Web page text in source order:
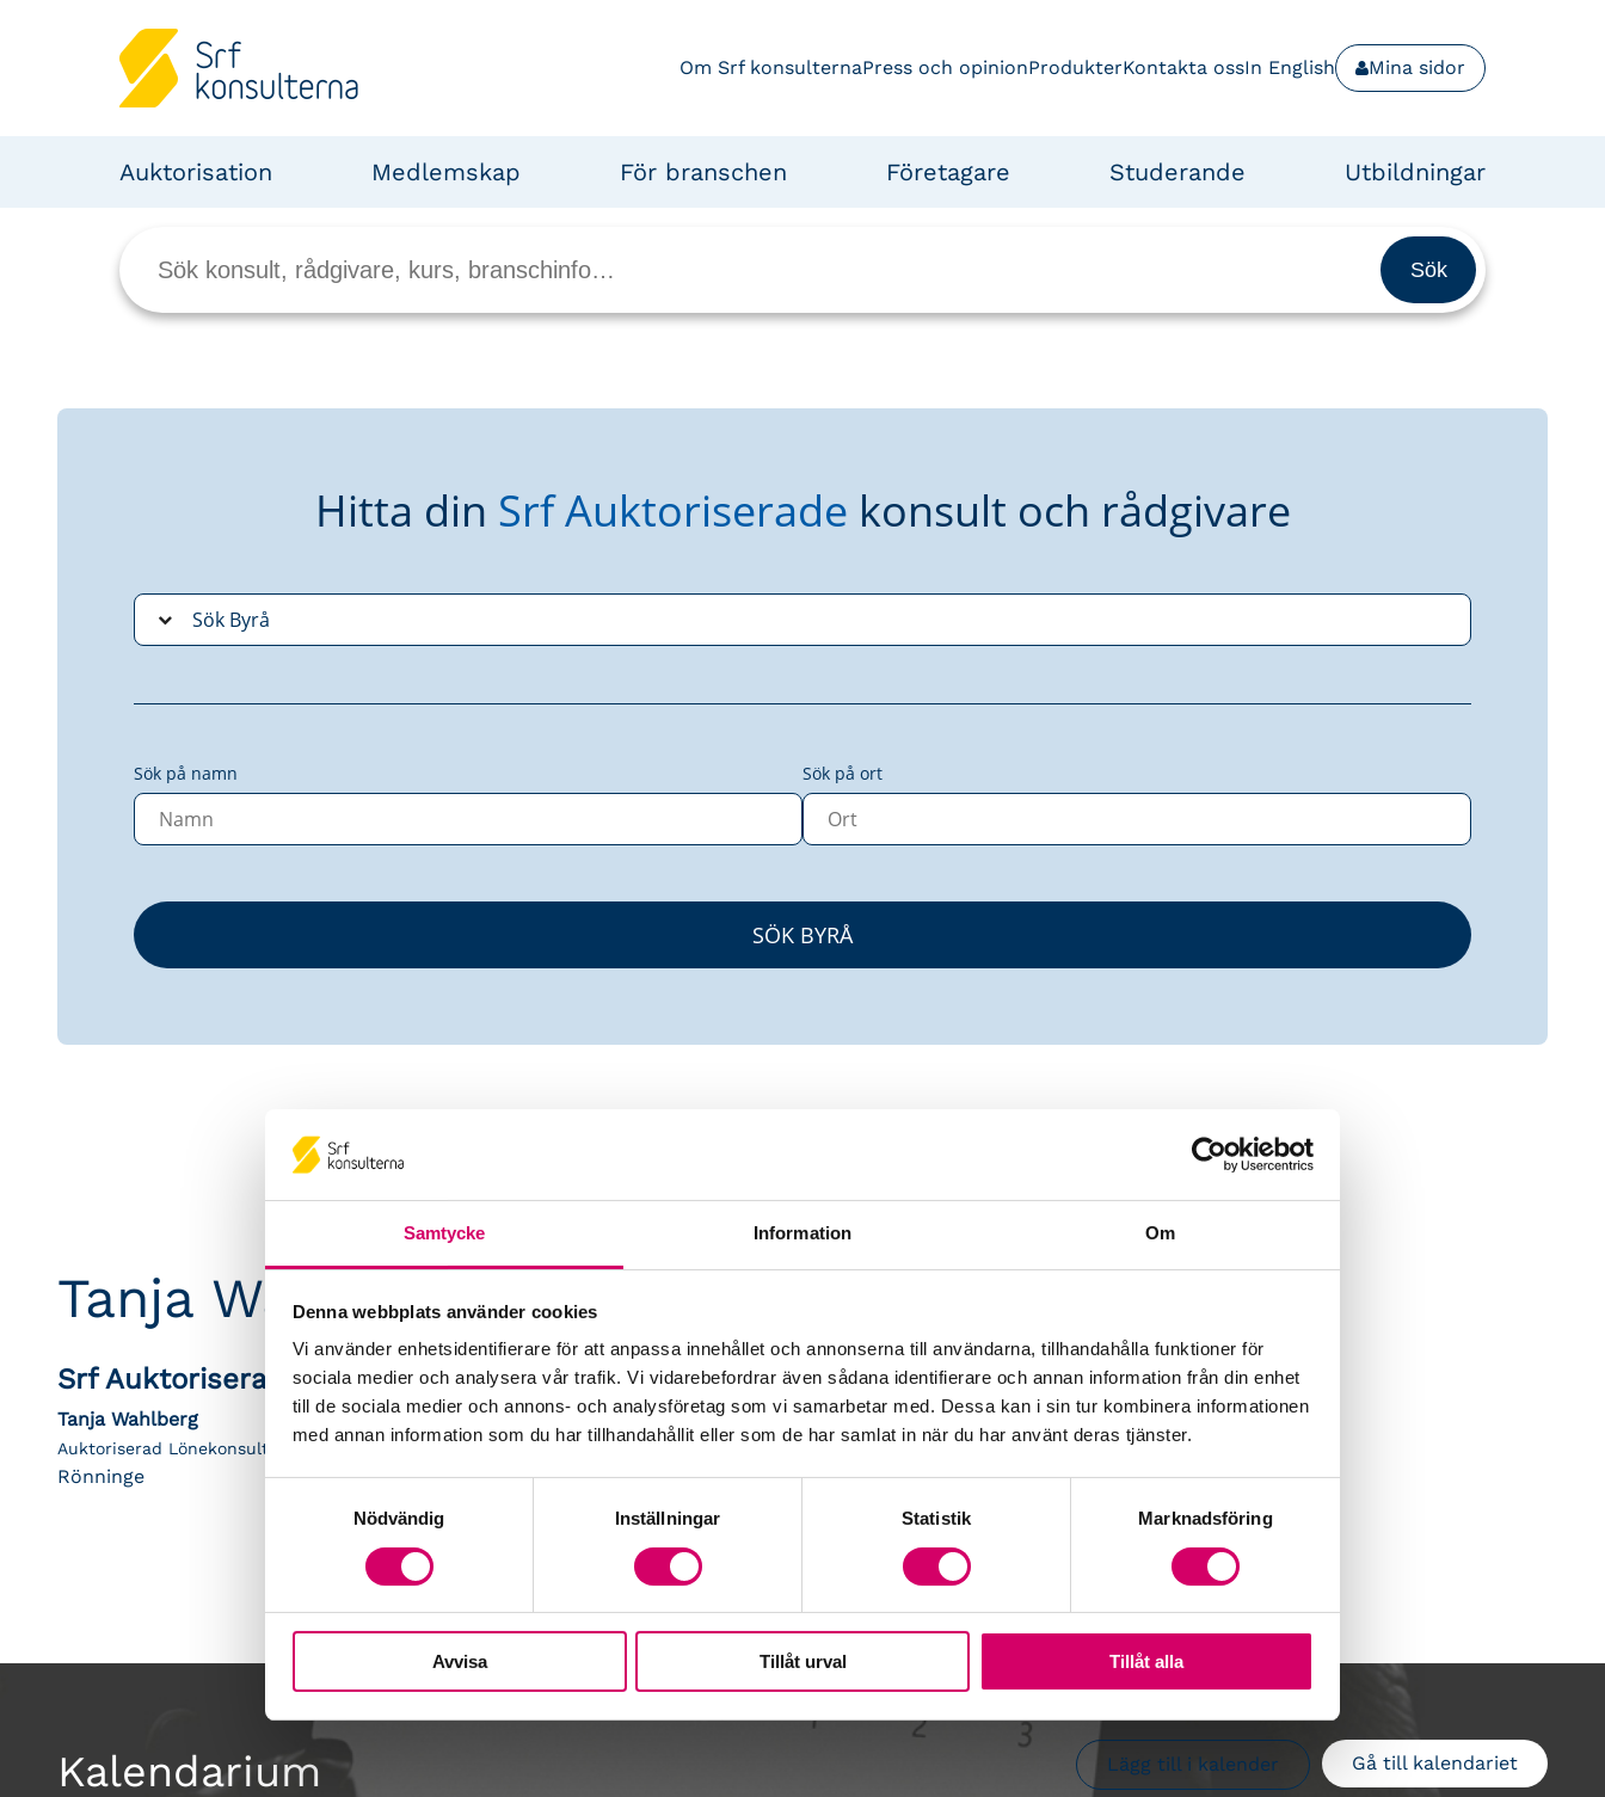
Samtycke Information Om
Denna webbplats använder cookies
Vi använder enhetsidentifierare för att anpassa innehållet och annonserna till användarna, tillhandahålla funktioner för
sociala medier och analysera vår trafik. Vi vidarebefordrar även sådana identifierare och annan information från din enhet
till de sociala medier och annons- och analysföretag som vi samarbetar med. Dessa kan i sin tur kombinera informationen
med annan information som du har tillhandahållit eller som de har samlat in när du har använt deras tjänster.
Nödvändig
Inställningar Statistik Marknadsföring
Avvisa Tillåt urval Tillåt alla
Om Srf konsulternaPress och opinionProdukterKontakta ossIn English Mina sidor
Auktorisation Medlemskap För branschen Företagare Studerande Utbildningar
Hitta din Srf Auktoriserade konsult och rådgivare
Sök på namn Sök på ort
Tanja Wahlberg
Srf Auktoriserade konsulter
Tanja Wahlberg
Auktoriserad Lönekonsult
Rönninge
Kalendarium Gå till kalendariet
Lägg till i kalender